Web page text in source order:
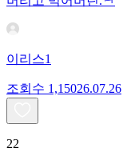
이리스1
조회수 1,15026.07.26
22